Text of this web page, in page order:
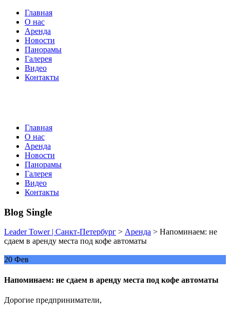
Главная
О нас
Аренда
Новости
Панорамы
Галерея
Видео
Контакты
Главная
О нас
Аренда
Новости
Панорамы
Галерея
Видео
Контакты
Blog Single
Leader Tower | Санкт-Петербург > Аренда > Напоминаем: не
сдаем в аренду места под кофе автоматы
20 Фев
Напоминаем: не сдаем в аренду места под кофе автоматы
Дорогие предприниматели,